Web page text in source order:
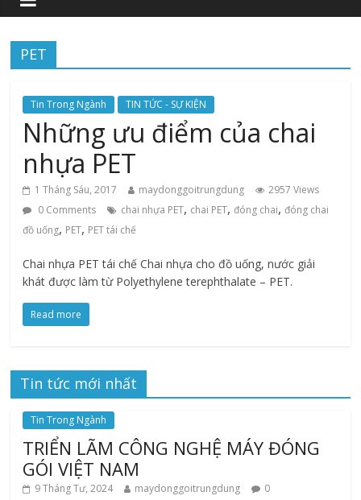
PET
Tin Trong Ngành TIN TỨC - SỰ KIỆN
Những ưu điểm của chai
nhựa PET
1 Tháng Sáu, 2017 maydonggoitrungdung
2957 Views
0 Comments
chai nhựa PET, chai PET,đóng chai,đóng chai
đồ uống, PET, PET tái chế
Chai nhựa PET tái chế Chai nhựa cho đồ uống, nước giải
khát được làm từ Polyethylene terephthalate – PET.
Read more
Tin tức mới nhất
Tin Trong Ngành
TRIỂN LÃM CÔNG NGHỆ MÁY ĐÓNG
GÓI VIỆT NAM
9 Tháng Tư, 2024 maydonggoitrungdung 0